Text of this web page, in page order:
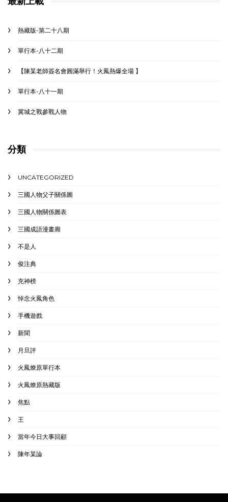
熱藏版-第二十八期
單行本-八十二期
【陳某老師簽名會圓滿舉行！火鳳熱爆全場 】
單行本-八十一期
冀城之戰參戰人物
分類
UNCATEGORIZED
三國人物父子關係圖
三國人物關係圖表
三國成語漫畫廊
不是人
俊注典
充神榜
悼念火鳳角色
手機遊戲
新聞
月旦評
火鳳燎原單行本
火鳳燎原熱藏版
焦點
王
當年今日大事回顧
陳年某論